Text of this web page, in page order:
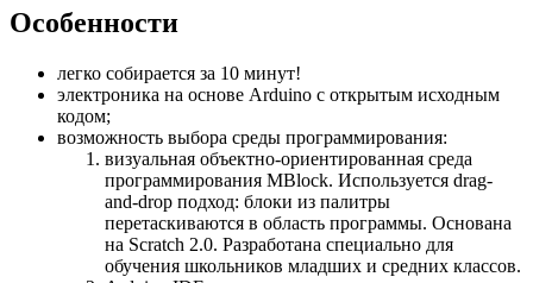
Особенности
легко собирается за 10 минут!
электроника на основе Arduino с открытым исходным
кодом;
возможность выбора среды программирования:
визуальная объектно-ориентированная среда
программирования MBlock. Используется drag-
and-drop подход: блоки из палитры
перетаскиваются в область программы. Основана
на Scratch 2.0. Разработана специально для
обучения школьников младших и средних классов.